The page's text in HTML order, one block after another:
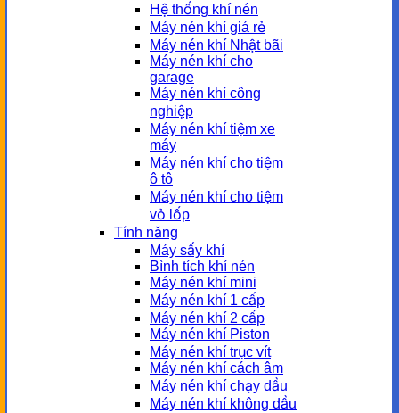
Hệ thống khí nén
Máy nén khí giá rẻ
Máy nén khí Nhật bãi
Máy nén khí cho
garage
Máy nén khí công
nghiệp
Máy nén khí tiệm xe
máy
Máy nén khí cho tiệm
ô tô
Máy nén khí cho tiệm
vỏ lốp
Tính năng
Máy sấy khí
Bình tích khí nén
Máy nén khí mini
Máy nén khí 1 cấp
Máy nén khí 2 cấp
Máy nén khí Piston
Máy nén khí trục vít
Máy nén khí cách âm
Máy nén khí chạy dầu
Máy nén khí không dầu